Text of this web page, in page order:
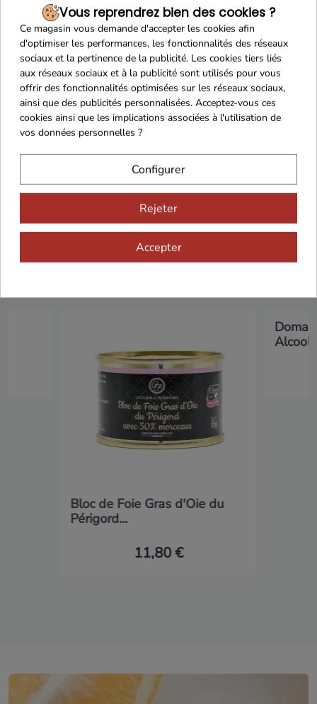
Franco de port 79€ Livraison 24h/48h
Cadeaux dès 99€
Vous aimerez aussi...
Bloc de Foie Gras d'Oie du
Périgord...
11,80 €
Vous reprendrez bien des cookies ?
Ce magasin vous demande d'accepter les cookies afin
d'optimiser les performances, les fonctionnalités des réseaux
sociaux et la pertinence de la publicité. Les cookies tiers liés
aux réseaux sociaux et à la publicité sont utilisés pour vous
offrir des fonctionnalités optimisées sur les réseaux sociaux,
ainsi que des publicités personnalisées. Acceptez-vous ces
cookies ainsi que les implications associées à l'utilisation de
vos données personnelles ?
Configurer
Rejeter
Accepter